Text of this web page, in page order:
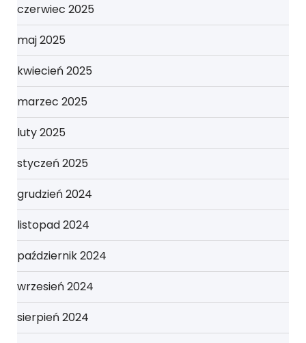
czerwiec 2025
maj 2025
kwiecień 2025
marzec 2025
luty 2025
styczeń 2025
grudzień 2024
listopad 2024
październik 2024
wrzesień 2024
sierpień 2024